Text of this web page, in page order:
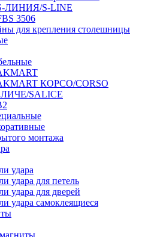
ЛИНИЯ/S-LINE
3506
для крепления столешницы
КОРСО/CORSO
SALICE
монтажа
удара
удара для петель
удара для дверей
удара самоклеящиеся